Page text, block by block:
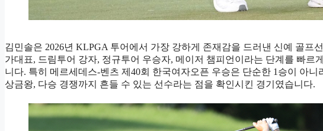
김민솔은 2026년 KLPGA 투어에서 가장 강하게 존재감을 드러낸 신예 골프
가대표, 드림투어 강자, 정규투어 우승자, 메이저 챔피언이라는 단계를 빠르
니다. 특히 메르세데스-벤츠 제40회 한국여자오픈 우승은 단순한 1승이 아
상금왕, 다승 경쟁까지 흔들 수 있는 선수라는 점을 확인시킨 경기였습니다.